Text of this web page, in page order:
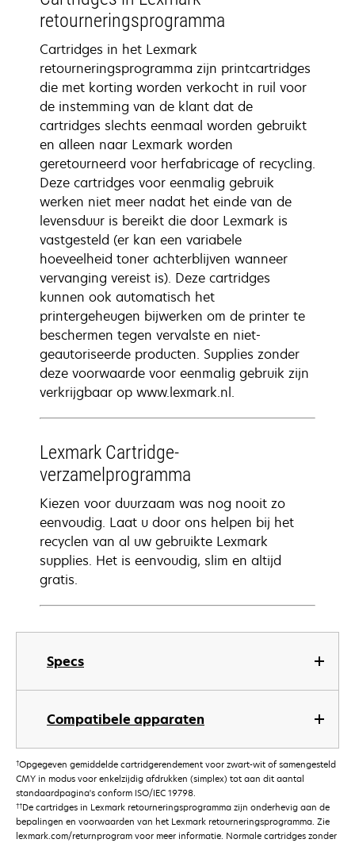
Specs
Compatibele apparaten
retourneringsprogramma
Cartridges in het Lexmark
retourneringsprogramma zijn printcartridges
die met korting worden verkocht in ruil voor
de instemming van de klant dat de
cartridges slechts eenmaal worden gebruikt
en alleen naar Lexmark worden
geretourneerd voor herfabricage of recycling.
Deze cartridges voor eenmalig gebruik
werken niet meer nadat het einde van de
levensduur is bereikt die door Lexmark is
vastgesteld (er kan een variabele
hoeveelheid toner achterblijven wanneer
vervanging vereist is). Deze cartridges
kunnen ook automatisch het
printergeheugen bijwerken om de printer te
beschermen tegen vervalste en niet-
geautoriseerde producten. Supplies zonder
deze voorwaarde voor eenmalig gebruik zijn
verkrijgbaar op www.lexmark.nl.
Lexmark Cartridge-
verzamelprogramma
Kiezen voor duurzaam was nog nooit zo
eenvoudig. Laat u door ons helpen bij het
recyclen van al uw gebruikte Lexmark
supplies. Het is eenvoudig, slim en altijd
gratis.
†Opgegeven gemiddelde cartridgerendement voor zwart-wit of samengesteld
CMY in modus voor enkelzijdig afdrukken (simplex) tot aan dit aantal
standaardpagina's conform ISO/IEC 19798.
††De cartridges in Lexmark retourneringsprogramma zijn onderhevig aan de
bepalingen en voorwaarden van het Lexmark retourneringsprogramma. Zie
lexmark.com/returnprogram voor meer informatie. Normale cartridges zonder